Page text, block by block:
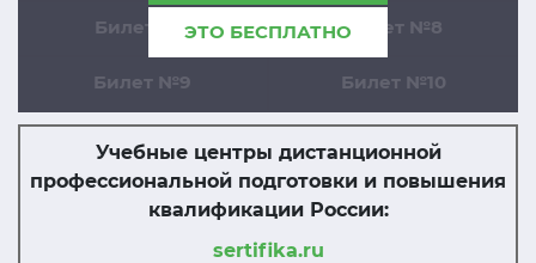
ЭТО БЕСПЛАТНО
Билет №7 Билет №8
Билет №9 Билет №10
Учебные центры дистанционной
профессиональной подготовки и повышения
квалификации России:
sertifika.ru